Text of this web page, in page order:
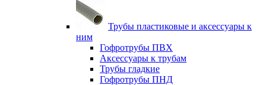
Трубы пластиковые и аксессуары к
ним
Гофротрубы ПВХ
Аксессуары к трубам
Трубы гладкие
Гофротрубы ПНД